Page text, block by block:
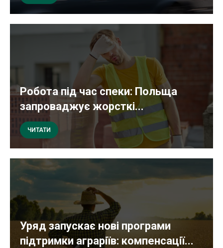
Робота під час спеки: Польща
запроваджує жорсткі...
ЧИТАТИ
Уряд запускає нові програми
підтримки аграріїв: компенсації...